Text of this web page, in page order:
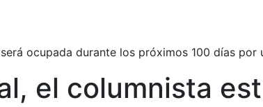
ocupada durante los próximos 100 días
el columnista